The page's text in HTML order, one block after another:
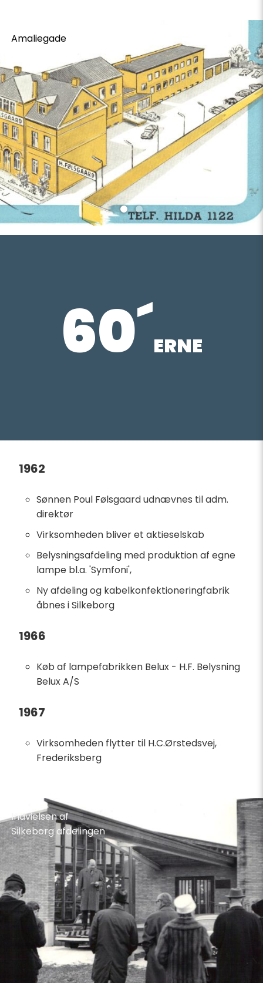
Brochure
60´ERNE
1962
Sønnen Poul Følsgaard udnævnes til adm.
direktør
Virksomheden bliver et aktieselskab
Belysningsafdeling med produktion af egne
lampe bl.a. 'Symfoni',
Ny afdeling og kabelkonfektioneringfabrik
åbnes i Silkeborg
1966
Køb af lampefabrikken Belux - H.F. Belysning
Belux A/S
1967
Virksomheden flytter til H.C.Ørstedsvej,
Frederiksberg
Køb af
lampefabrikken Belux